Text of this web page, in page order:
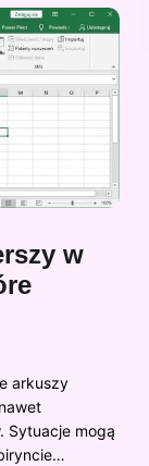
w
arkuszy
Sytuacje mogą